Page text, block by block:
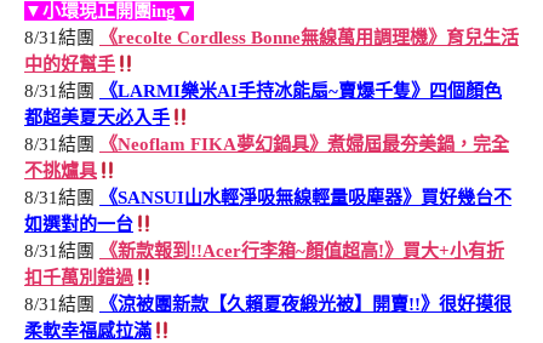
▼小環現正開團ing▼
8/31結團
《recolte Cordless Bonne無線萬用調理機》育兒生活
中的好幫手
8/31結團
《LARMI樂米AI手持冰能扇~賣爆千隻》四個顏色
都超美夏天必入手
8/31結團
《Neoflam FIKA夢幻鍋具》煮婦屆最夯美鍋，完全
不挑爐具
8/31結團
《SANSUI山水輕淨吸無線輕量吸塵器》買好幾台不
如選對的一台
8/31結團
《新款報到!!Acer行李箱~顏值超高!》買大+小有折
扣千萬別錯過
8/31結團
《涼被團新款【久賴夏夜緞光被】開賣!!》很好摸很
柔軟幸福感拉滿